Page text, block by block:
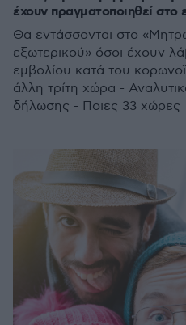
έχουν πραγματοποιηθεί στο
Θα εντάσσονται στο
εξωτερικού» όσοι έχουν
εμβολίου κατά του
άλλη τρίτη χώρα -
δήλωσης - Ποιες 33